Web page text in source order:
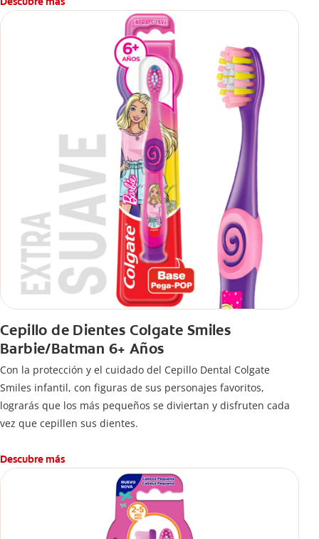
Cepillo de Dientes Colgate Smiles
Barbie/Batman 6+ Años
Con la protección y el cuidado del Cepillo Dental Colgate
Smiles infantil, con figuras de sus personajes favoritos,
lograrás que los más pequeños se diviertan y disfruten cada
vez que cepillen sus dientes.
Descubre más